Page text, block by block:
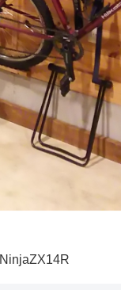
NinjaZX14R